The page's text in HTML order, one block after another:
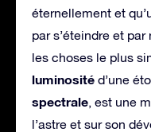
éternellement et
par s’éteindre et
les choses le plus
luminosité d’une
spectrale, est une
l’astre et sur son